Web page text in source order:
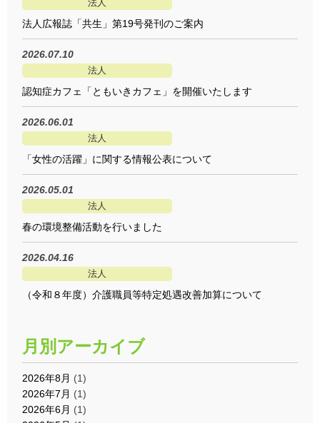
法人
法人広報誌「共生」第19号発刊のご案内
2026.07.10
法人
認知症カフェ「ともいきカフェ」を開催いたします
2026.06.01
法人
「女性の活躍」に関する情報公表について
2026.05.01
法人
春の環境整備活動を行いました
2026.04.16
法人
（令和８年度）介護職員等特定処遇改善加算について
月別アーカイブ
2026年8月 (1)
2026年7月 (1)
2026年6月 (1)